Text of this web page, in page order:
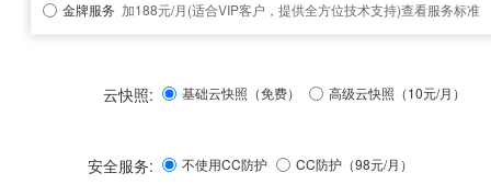
金牌服务 加188元/月(适合VIP客户，提供全方位技术支持)查看服务标准
云快照: 基础云快照（免费） 高级云快照（10元/月）
安全服务: 不使用CC防护 CC防护（98元/月）